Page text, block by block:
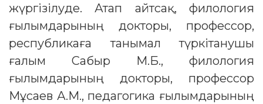
жүргізілуде. Атап айтсақ, филология
ғылымдарының докторы, профессор,
республикаға танымал түркітанушы
ғалым Сабыр М.Б., филология
ғылымдарының докторы, профессор
Мұсаев А.М., педагогика ғылымдарының